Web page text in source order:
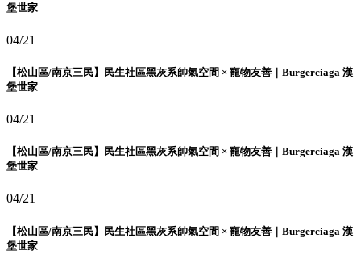
堡世家
04/21
【松山區/南京三民】民生社區黑灰系帥氣空間 × 寵物友善｜Burgerciaga 漢
堡世家
04/21
【松山區/南京三民】民生社區黑灰系帥氣空間 × 寵物友善｜Burgerciaga 漢
堡世家
04/21
【松山區/南京三民】民生社區黑灰系帥氣空間 × 寵物友善｜Burgerciaga 漢
堡世家